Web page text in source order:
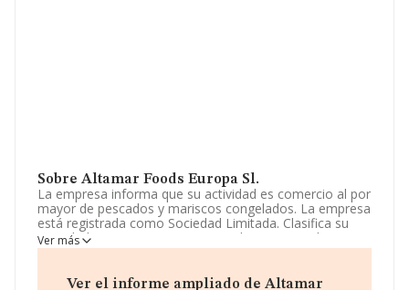
Sobre Altamar Foods Europa Sl.
La empresa informa que su actividad es comercio al por
mayor de pescados y mariscos congelados. La empresa
está registrada como Sociedad Limitada. Clasifica su
actividad CNAE como 'Comercio al por mayor de carne
y productos cárnicos', código 4632. La compañía realiza
exportación.
Ver más
Ver el informe ampliado de Altamar